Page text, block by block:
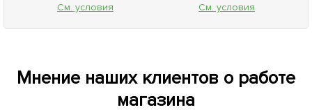
См. условия
См. условия
Мнение наших клиентов о работе
магазина